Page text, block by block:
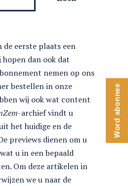
de eerste plaats een
dan ook dat
nemen op ons
bestellen in onze
wij ook wat content
-archief vindt u
het huidige en de
previews dienen om u
u in een bepaald
Om deze artikelen in
we u naar de
Word abonnee